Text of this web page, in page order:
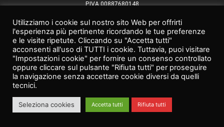
P.IVA 00887680148
©2023 Collegio Provinciale Geometri e Geometri Laureati di Sondrio
P.IVA 00887680148
Privacy policy Cookie policy
Whistleblowing
Valtnet
Utilizziamo i cookie sul nostro sito Web per offrirti
l'esperienza più pertinente ricordando le tue preferenze
e le visite ripetute. Cliccando su "Accetta tutti"
acconsenti all'uso di TUTTI i cookie. Tuttavia, puoi visitare
"Impostazioni cookie" per fornire un consenso controllato
oppure cliccare sul pulsante "Rifiuta tutti" per proseguire
la navigazione senza accettare cookie diversi da quelli
tecnici.
Seleziona cookies Accetta tutti Rifiuta tutti